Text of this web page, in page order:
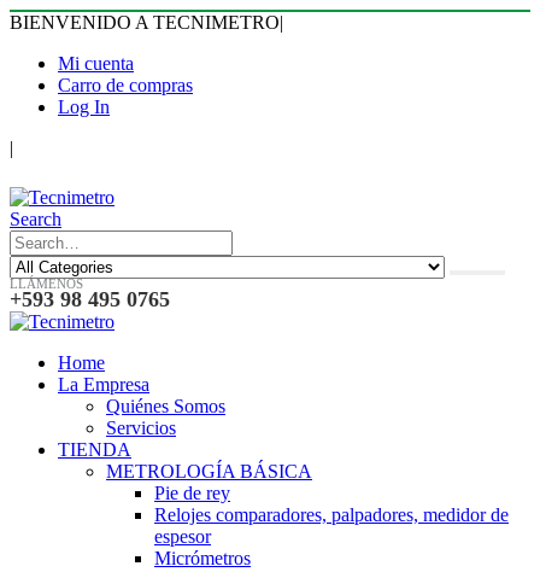
BIENVENIDO A TECNIMETRO|
Mi cuenta
Carro de compras
Log In
|
Search
LLÁMENOS
+593 98 495 0765
Home
La Empresa
Quiénes Somos
Servicios
TIENDA
METROLOGÍA BÁSICA
Pie de rey
Relojes comparadores, palpadores, medidor de
espesor
Micrómetros